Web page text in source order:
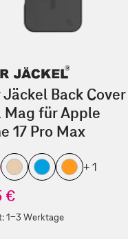
Jäckel Back Cover
Mag für Apple
17 Pro Max
+ 1
€
1-3 Werktage